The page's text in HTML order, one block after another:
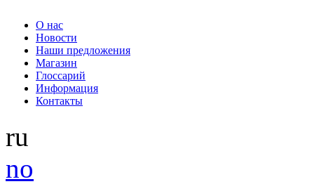
О нас
Новости
Наши предложения
Магазин
Глоссарий
Информация
Контакты
ru
no